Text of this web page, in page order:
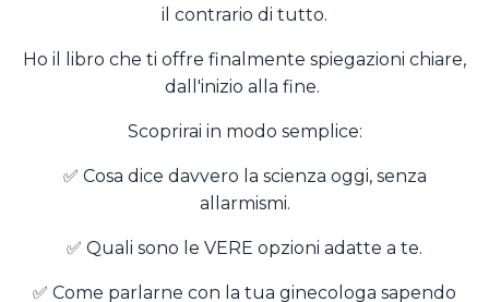
il contrario di tutto.
Ho il libro che ti offre finalmente spiegazioni chiare,
dall'inizio alla fine.
Scoprirai in modo semplice:
✅ Cosa dice davvero la scienza oggi, senza
allarmismi.
✅ Quali sono le VERE opzioni adatte a te.
✅ Come parlarne con la tua ginecologa sapendo